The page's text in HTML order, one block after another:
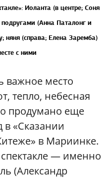
Иоланта (в центре; Соня
(Анна Паталонг и
няня (справа;Елена Заремба)
с ними
место
тепло, небесная
продумано еще
в «Сказании
в Мариинке.
— именно
(Александр